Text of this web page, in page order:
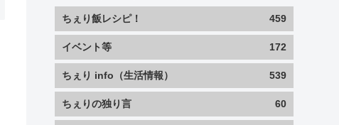
ちぇり飯レシピ！ 459
イベント等 172
ちぇり info（生活情報） 539
ちぇりの独り言 60